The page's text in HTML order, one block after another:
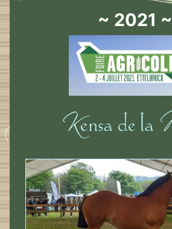
~ 2021 ~